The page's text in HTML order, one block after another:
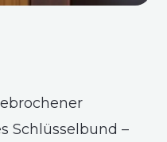
Schlüsselbund –